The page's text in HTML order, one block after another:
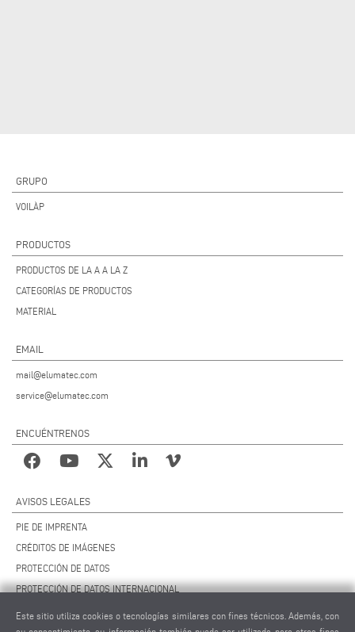
GRUPO
VOILÀP
PRODUCTOS
PRODUCTOS DE LA A A LA Z
CATEGORÍAS DE PRODUCTOS
MATERIAL
EMAIL
mail@elumatec.com
service@elumatec.com
ENCUÉNTRENOS
AVISOS LEGALES
PIE DE IMPRENTA
CRÉDITOS DE IMÁGENES
PROTECCIÓN DE DATOS
PROTECCIÓN DE DATOS INTERNACIONAL
Este sitio utiliza cookies o tecnologías similares con fines técnicos. Además, con